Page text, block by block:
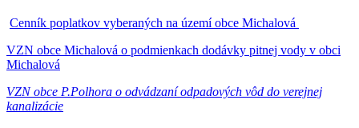
Cenník poplatkov vyberaných na území obce Michalová
VZN obce Michalová o podmienkach dodávky pitnej vody v obci
Michalová
VZN obce P.Polhora o odvádzaní odpadových vôd do verejnej
kanalizácie